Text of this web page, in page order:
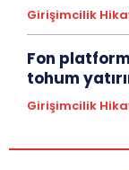
Girişimcilik
Fon
tohum
Girişimcilik